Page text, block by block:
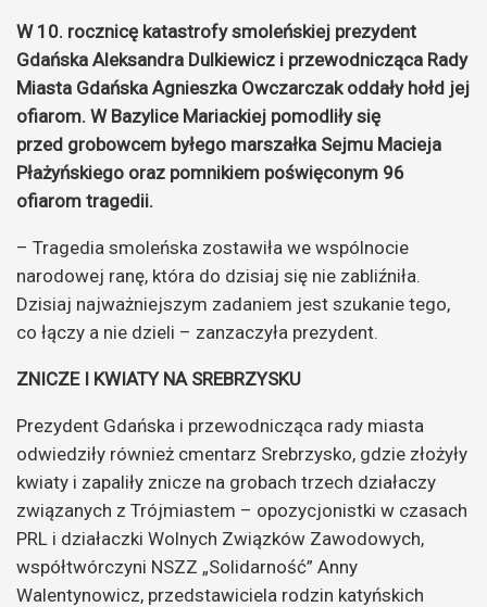
W 10. rocznicę katastrofy smoleńskiej prezydent
Gdańska Aleksandra Dulkiewicz i przewodnicząca Rady
Miasta Gdańska Agnieszka Owczarczak oddały hołd jej
ofiarom. W Bazylice Mariackiej pomodliły się
przed grobowcem byłego marszałka Sejmu Macieja
Płażyńskiego oraz pomnikiem poświęconym 96
ofiarom tragedii.
– Tragedia smoleńska zostawiła we wspólnocie
narodowej ranę, która do dzisiaj się nie zabliźniła.
Dzisiaj najważniejszym zadaniem jest szukanie tego,
co łączy a nie dzieli – zanzaczyła prezydent.
ZNICZE I KWIATY NA SREBRZYSKU
Prezydent Gdańska i przewodnicząca rady miasta
odwiedziły również cmentarz Srebrzysko, gdzie złożyły
kwiaty i zapaliły znicze na grobach trzech działaczy
związanych z Trójmiastem – opozycjonistki w czasach
PRL i działaczki Wolnych Związków Zawodowych,
współtwórczyni NSZZ „Solidarność” Anny
Walentynowicz, przedstawiciela rodzin katyńskich